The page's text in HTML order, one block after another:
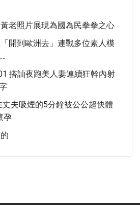
老照片展現為國為民拳拳之心
開到歐洲去」連戰多位素人模
搭訕夜跑美人妻連續狂幹內射
丈夫吸煙的5分鐘被公公超快體
孕